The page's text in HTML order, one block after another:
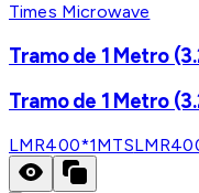
Times Microwave
Tramo de 1 Metro
Tramo de 1 Metro
LMR400*1MTS